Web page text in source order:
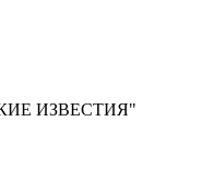
ИЗВЕСТИЯ"